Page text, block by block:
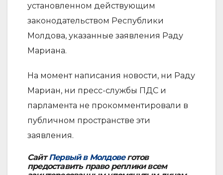
установленном действующим
законодательством Республики
Молдова, указанные заявления Раду
Мариана.
На момент написания новости, ни Раду
Мариан, ни пресс-службы ПДС и
парламента не прокомментировали в
публичном пространстве эти
заявления.
СайтПервый в Молдовеготов
предоставить право реплики всем